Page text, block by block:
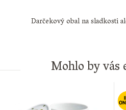
Darčekový obal na sladkosti
Mohlo by vás